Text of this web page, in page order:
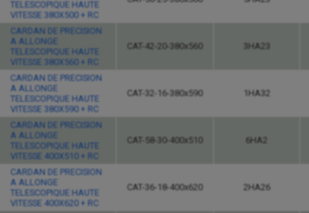
TELESCOPIQUE HAUTE
VITESSE 380X500 + RC
CARDAN DE PRECISION
A ALLONGE
TELESCOPIQUE HAUTE
VITESSE 380X560 + RC
CAT-42-20-380x560 3HA23
CARDAN DE PRECISION
A ALLONGE
TELESCOPIQUE HAUTE
VITESSE 380X590 + RC
CAT-32-16-380x590 1HA32
CARDAN DE PRECISION
A ALLONGE
TELESCOPIQUE HAUTE
VITESSE 400X510 + RC
CAT-58-30-400x510 6HA2
CARDAN DE PRECISION
A ALLONGE
TELESCOPIQUE HAUTE
VITESSE 400X620 + RC
CAT-36-18-400x620 2HA26